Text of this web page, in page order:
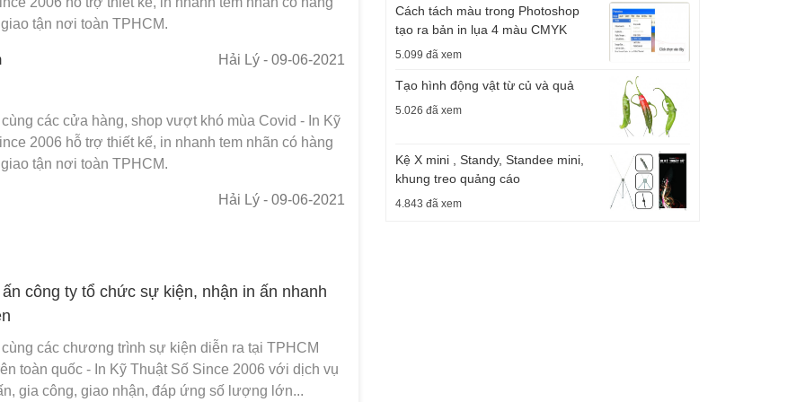
tận nơi toàn TPHCM.
Hải Lý - 09-06-2021
các cửa hàng, shop vượt khó mùa Covid - In Kỹ
2006 hỗ trợ thiết kế, in nhanh tem nhãn có hàng
tận nơi toàn TPHCM.
Hải Lý - 09-06-2021
công ty tổ chức sự kiện, nhận in ấn nhanh
các chương trình sự kiện diễn ra tại TPHCM
toàn quốc - In Kỹ Thuật Số Since 2006 với dịch vụ
gia công, giao nhận, đáp ứng số lượng lớn...
Cách tách màu trong Photoshop
tạo ra bản in lụa 4 màu CMYK
5.099 đã xem
Tạo hình động vật từ củ và quả
5.026 đã xem
Kệ X mini , Standy, Standee mini,
khung treo quảng cáo
4.843 đã xem